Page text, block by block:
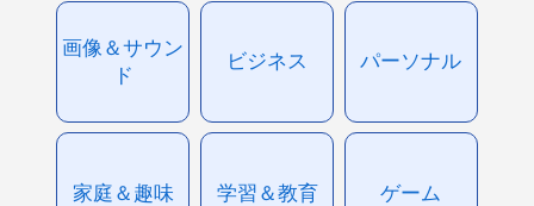
画像＆サウン
ド
ビジネス パーソナル
家庭＆趣味 学習＆教育 ゲーム